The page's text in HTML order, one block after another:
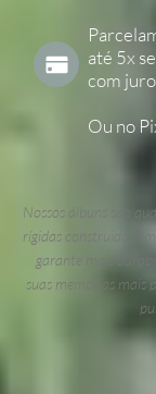
até 5x
com
Ou no
Nossos álbuns são
rígidas construidos
garante mais
suas memórias mais